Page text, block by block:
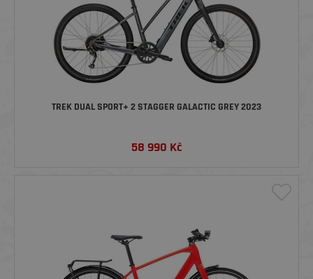
TREK DUAL SPORT+ 2 STAGGER GALACTIC GREY 2023
58 990 Kč